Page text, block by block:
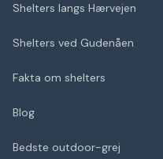
Shelters langs Hærvejen
Shelters ved Gudenåen
Fakta om shelters
Blog
Bedste outdoor-grej